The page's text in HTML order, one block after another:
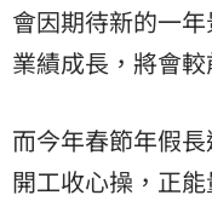
會因期待新的一
業績成長，將會
而今年春節年假
開工收心操，正